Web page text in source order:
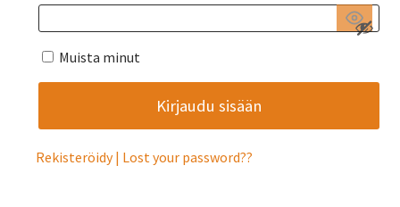
Muista minut
Rekisteröidy Lost your password?